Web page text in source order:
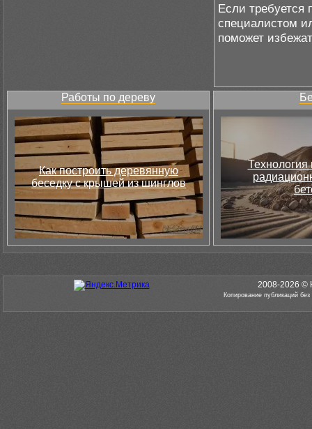
Если требуется
специалистом
поможет
Работы по дереву
Как построить деревянную
беседку с крышей из шинглов
Технология
2008-2026 ©
Копирование публикаций